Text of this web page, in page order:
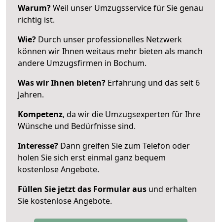
Warum?Weil unser Umzugsservice für Sie genau
richtig ist.
Wie? Durch unser professionelles Netzwerk
können wir Ihnen weitaus mehr bieten als manch
andere Umzugsfirmen in Bochum.
Was wir Ihnen bieten? Erfahrung und das seit 6
Jahren.
Kompetenz, da wir die Umzugsexperten für Ihre
Wünsche und Bedürfnisse sind.
Interesse? Dann greifen Sie zum Telefon oder
holen Sie sich erst einmal ganz bequem
kostenlose Angebote.
Füllen Sie jetzt das Formular aus und erhalten
Sie kostenlose Angebote.